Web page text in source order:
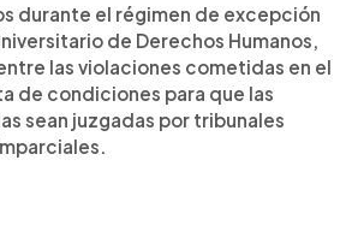
durante el régimen de excepción
de Derechos Humanos,
las violaciones cometidas en el
de condiciones para que las
sean juzgadas por tribunales